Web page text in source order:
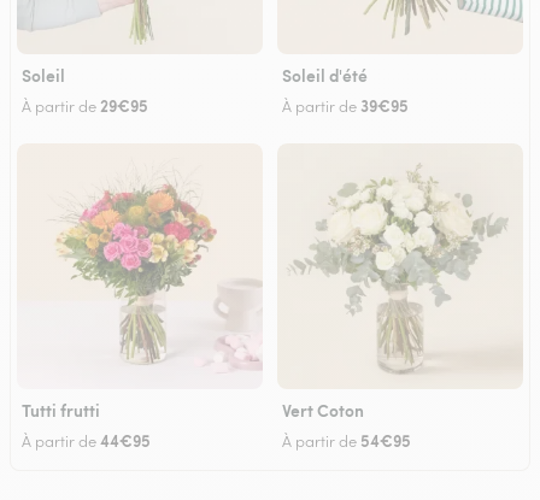
Soleil
À partir de 29€95
Soleil d'été
À partir de 39€95
Tutti frutti
À partir de44€95
Vert Coton
À partir de 54€95